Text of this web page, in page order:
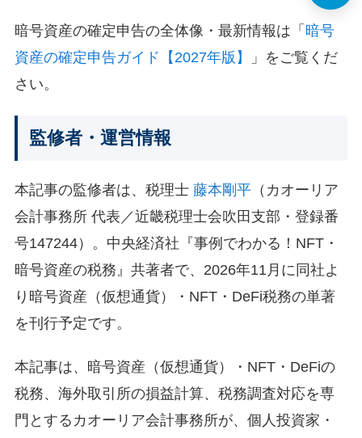
暗号資産の確定申告の全体像・最新情報は「 暗号
資産の確定申告ガイド【2027年版】
」をご覧くだ
さい。
監修者・運営情報
本記事の監修者は、税理士 藤本剛平（カオーリア
会計事務所 代表／近畿税理士会吹田支部・登録番
号147244）。中央経済社『事例でわかる！NFT・
暗号資産の税務』共著者で、2026年11月に同社よ
り暗号資産（仮想通貨）・NFT・DeFi税務の単著
を刊行予定です。
本記事は、暗号資産（仮想通貨）・NFT・DeFiの
税務、海外取引所の損益計算、税務調査対応を専
門とするカオーリア会計事務所が、個人投資家・